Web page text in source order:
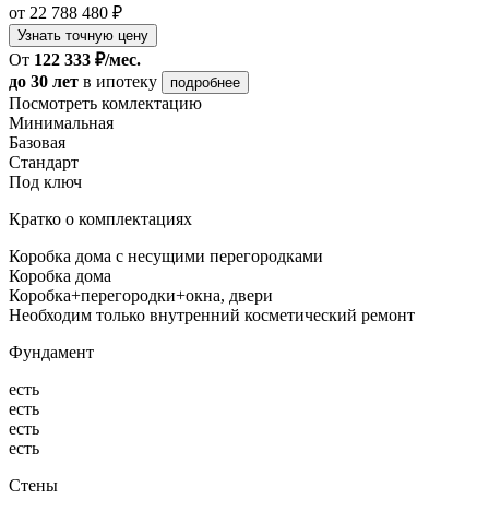
от 22 788 480 ₽
Узнать точную цену
От 122 333 ₽/мес.
до 30 лет в ипотеку подробнее
Посмотреть комлектацию
Минимальная
Базовая
Стандарт
Под ключ
Кратко о комплектациях
Коробка дома с несущими перегородками
Коробка дома
Коробка+перегородки+окна, двери
Необходим только внутренний косметический ремонт
Фундамент
есть
есть
есть
есть
Стены